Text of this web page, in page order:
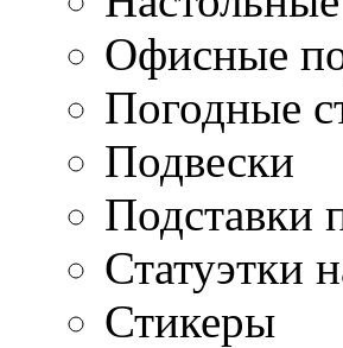
Офисные
Погодные
Подвески
Подставки
Статуэтки
Стикеры